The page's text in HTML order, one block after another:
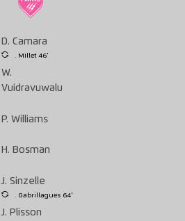
D. Camara
. Millet 46'
W.
Vuidravuwalu
P. Williams
H. Bosman
J. Sinzelle
. Gabrillagues 64'
J. Plisson